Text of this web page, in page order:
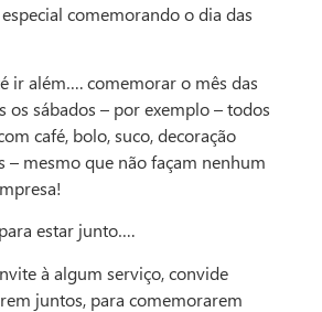
comemorando o dia das
ir além…. comemorar o mês das
os sábados – por exemplo – todos
café, bolo, suco, decoração
– mesmo que não façam nenhum
estar junto….
à algum serviço, convide
juntos, para comemorarem